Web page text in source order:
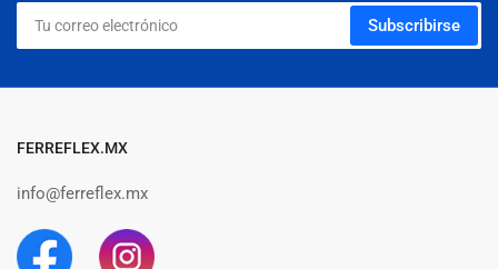
Tu
correo
electrónico
Subscribirse
FERREFLEX.MX
info@ferreflex.mx